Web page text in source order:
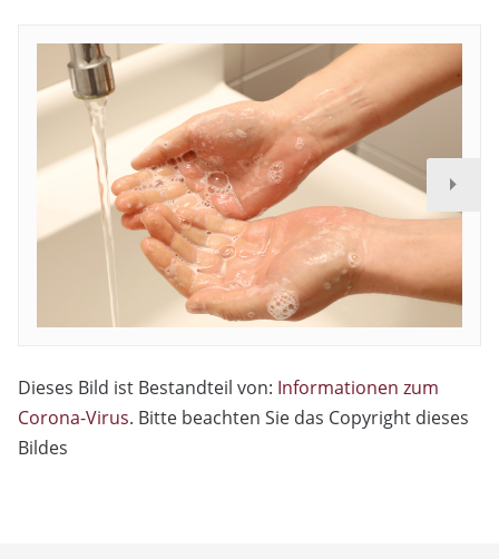
Dieses Bild ist Bestandteil von: Informationen zum
Corona-Virus. Bitte beachten Sie das Copyright dieses
Bildes